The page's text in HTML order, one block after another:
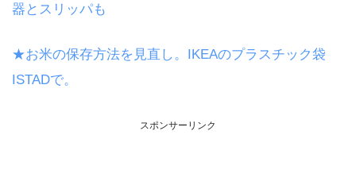
器とスリッパも
★お米の保存方法を見直し。IKEAのプラスチック袋
ISTADで。
スポンサーリンク